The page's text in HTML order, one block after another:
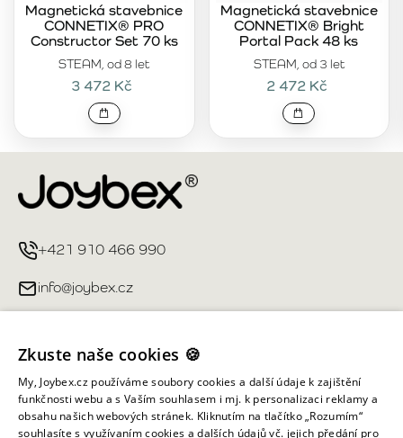
STEAM, od 8 let
Magnetická stavebnice
CONNETIX® PRO
Constructor Set 70 ks
3 472 Kč
STEAM, od 3 let
Magnetická stavebnice
CONNETIX® Bright
Portal Pack 48 ks
2 472 Kč
+421 910 466 990
info@joybex.cz
Můj účet
Informace obchodu
Zkuste naše cookies 🍪
My, Joybex.cz používáme soubory cookies a další údaje k zajištění
funkčnosti webu a s Vaším souhlasem i mj. k personalizaci reklamy a
obsahu našich webových stránek. Kliknutím na tlačítko „Rozumím“
souhlasíte s využívaním cookies a dalších údajů vč. jejich předání pro